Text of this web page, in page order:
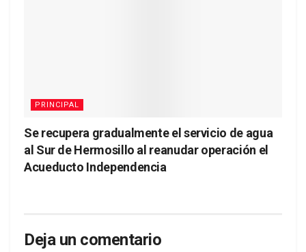
PRINCIPAL
Se recupera gradualmente el servicio de agua
al Sur de Hermosillo al reanudar operación el
Acueducto Independencia
Deja un comentario